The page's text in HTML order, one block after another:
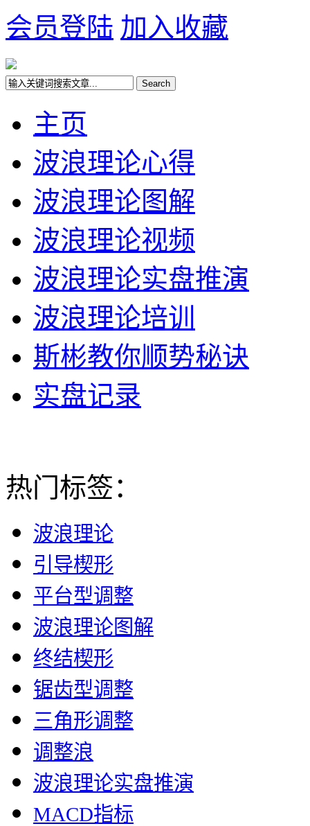
会员登陆 加入收藏
主页
波浪理论心得
波浪理论图解
波浪理论视频
波浪理论实盘推演
波浪理论培训
斯彬教你顺势秘诀
实盘记录
热门标签：
波浪理论
引导楔形
平台型调整
波浪理论图解
终结楔形
锯齿型调整
三角形调整
调整浪
波浪理论实盘推演
MACD指标